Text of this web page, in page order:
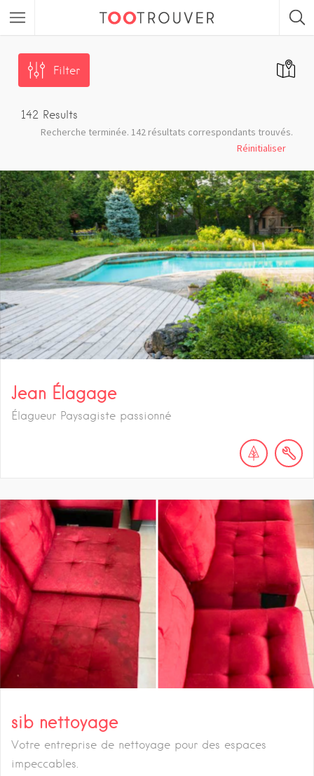
Filter
142 Results
Recherche terminée. 142 résultats correspondants trouvés.
Réinitialiser
Jean Élagage
Élagueur Paysagiste passionné
sib nettoyage
Votre entreprise de nettoyage pour des espaces
impeccables.